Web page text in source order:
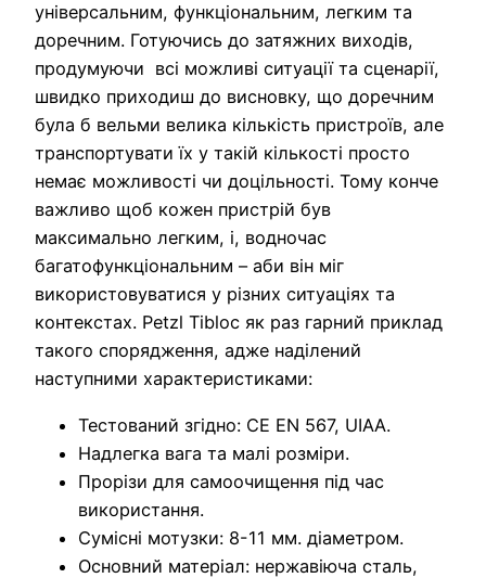
універсальним, функціональним, легким та
доречним. Готуючись до затяжних виходів,
продумуючи всі можливі ситуації та сценарії,
швидко приходиш до висновку, що доречним
була б вельми велика кількість пристроїв, але
транспортувати їх у такій кількості просто
немає можливості чи доцільності. Тому конче
важливо щоб кожен пристрій був
максимально легким, і, водночас
багатофункціональним – аби він міг
використовуватися у різних ситуаціях та
контекстах. Petzl Tibloc як раз гарний приклад
такого спорядження, адже наділений
наступними характеристиками:
Тестований згідно: CE EN 567, UIAA.
Надлегка вага та малі розміри.
Прорізи для самоочищення під час
використання.
Сумісні мотузки: 8-11 мм. діаметром.
Основний матеріал: нержавіюча сталь,